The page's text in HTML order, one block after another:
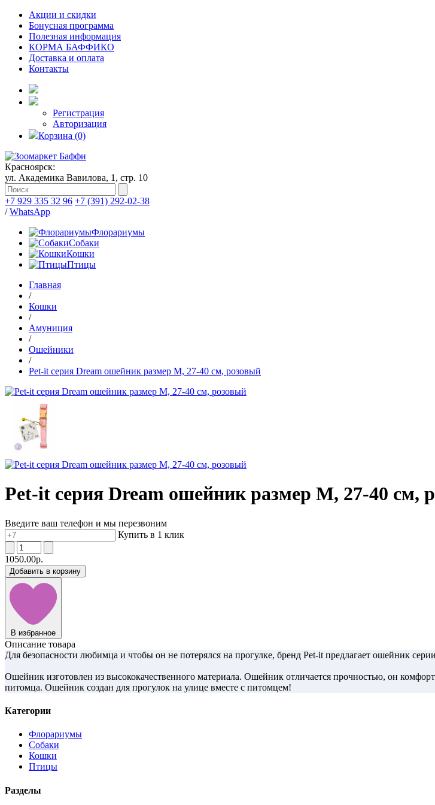
Акции и скидки
Бонусная программа
Полезная информация
КОРМА БАФФИКО
Доставка и оплата
Контакты
Регистрация
Авторизация
Корзина (0)
Красноярск:
ул. Академика Вавилова, 1, стр. 10
+7 929 335 32 96 +7 (391) 292-02-38
/WhatsApp
Флорариумы
Собаки
Кошки
Птицы
Главная
/
Кошки
/
Амуниция
/
Ошейники
/
Pet-it серия Dream ошейник размер M, 27-40 см, розовый
Pet-it серия Dream ошейник размер M, 27-40 см,
Введите ваш телефон и мы перезвоним
Купить в 1 клик
1050.00р.
Добавить в корзину
В избранное
Описание товара
Для безопасности любимца и чтобы он не потерялся на прогулке, бренд Pet-it предлагает ошейник
Ошейник изготовлен из высококачественного материала. Ошейник отличается прочностью, он
питомца. Ошейник создан для прогулок на улице вместе с питомцем!
Категории
Флорариумы
Собаки
Кошки
Птицы
Разделы